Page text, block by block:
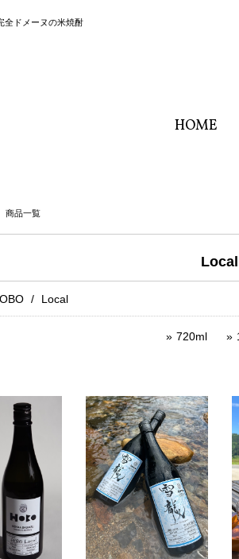
全ドメーヌの米焼酎
HOME
商品一覧
Local
Local
720ml